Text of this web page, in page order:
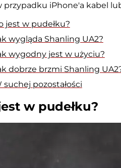
przypadku iPhone'a kabel
jest w pudełku?
wygląda Shanling UA2?
wygodny jest w użyciu?
dobrze brzmi Shanling
suchej pozostałości
w pudełku?